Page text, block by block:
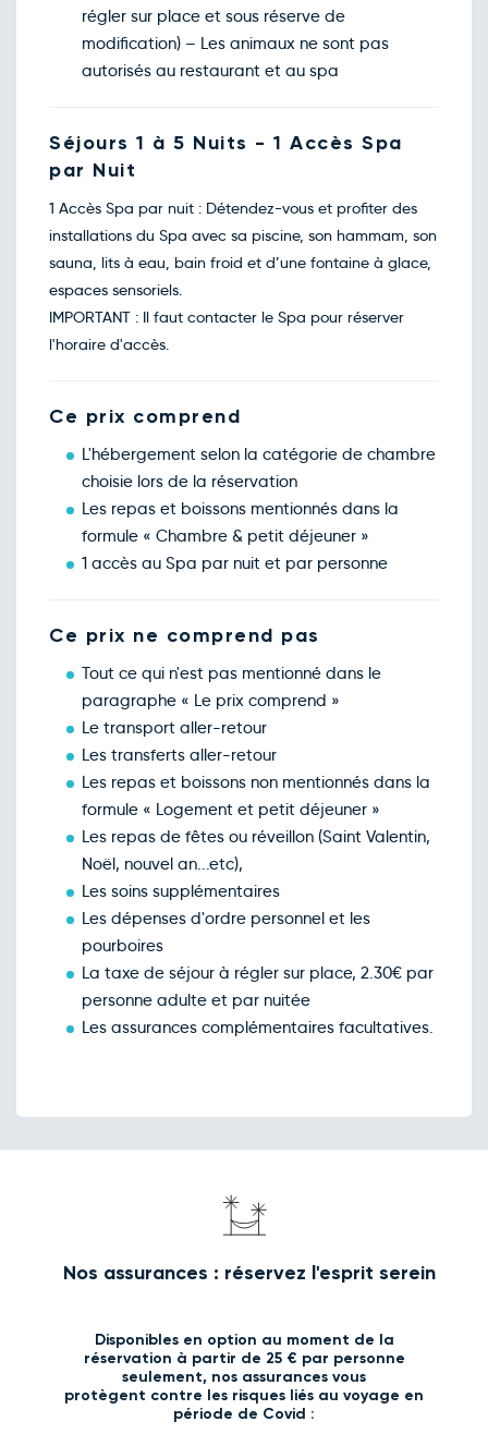
régler sur place et sous réserve de
modification) – Les animaux ne sont pas
autorisés au restaurant et au spa
Séjours 1 à 5 Nuits - 1 Accès Spa
par Nuit
1 Accès Spa par nuit : Détendez-vous et profiter des
installations du Spa avec sa piscine, son hammam, son
sauna, lits à eau, bain froid et d’une fontaine à glace,
espaces sensoriels.
IMPORTANT : Il faut contacter le Spa pour réserver
l'horaire d'accès.
Ce prix comprend
L'hébergement selon la catégorie de chambre
choisie lors de la réservation
Les repas et boissons mentionnés dans la
formule « Chambre & petit déjeuner »
1 accès au Spa par nuit et par personne
Ce prix ne comprend pas
Tout ce qui n'est pas mentionné dans le
paragraphe « Le prix comprend »
Le transport aller-retour
Les transferts aller-retour
Les repas et boissons non mentionnés dans la
formule « Logement et petit déjeuner »
Les repas de fêtes ou réveillon (Saint Valentin,
Noël, nouvel an...etc),
Les soins supplémentaires
Les dépenses d'ordre personnel et les
pourboires
La taxe de séjour à régler sur place, 2.30€ par
personne adulte et par nuitée
Les assurances complémentaires facultatives.
Nos assurances : réservez l'esprit serein
Disponibles en option au moment de la
réservation à partir de 25 € par personne
seulement, nos assurances vous
protègent contre les risques liés au voyage en
période de Covid :